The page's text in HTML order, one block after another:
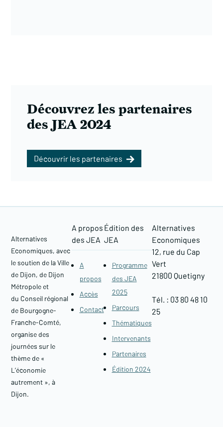
Découvrez les partenaires
des JEA 2024
Découvrir les partenaires
Alternatives
Economiques, avec
le soutien de la Ville
de Dijon, de Dijon
Métropole et
du Conseil régional
de Bourgogne-
Franche-Comté,
organise des
journées sur le
thème de «
L’économie
autrement », à
Dijon.
A propos
des JEA
A
propos
Accès
Contact
Édition des
JEA
Programme
des JEA
2025
Parcours
Thématiques
Intervenants
Partenaires
Édition 2024
Alternatives
Economiques
12, rue du Cap
Vert
21800 Quetigny​
Tél. : 03 80 48 10
25